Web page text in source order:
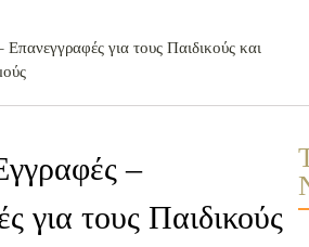
για τους Παιδικούς και
–
για τους Παιδικούς